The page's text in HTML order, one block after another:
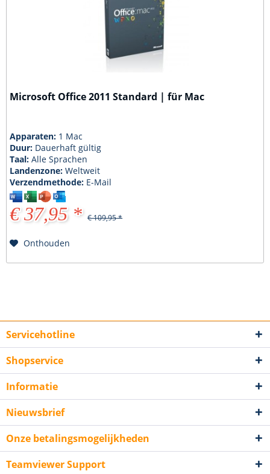
Microsoft Office 2011 Standard | für Mac
Apparaten: 1 Mac
Duur: Dauerhaft gültig
Taal:Alle Sprachen
Landenzone:Weltweit
Verzendmethode: E-Mail
€ 37,95 * € 109,95 *
Onthouden
Servicehotline
Shopservice
Informatie
Nieuwsbrief
Onze betalingsmogelijkheden
Teamviewer Support